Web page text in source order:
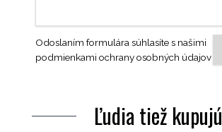
Odoslaním formulára súhlasíte s našimi
podmienkami ochrany osobných údajov
Ľudia tiež kupujú